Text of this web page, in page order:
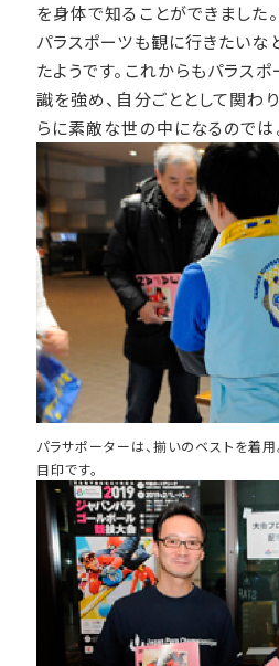
を身体で知ることができました
パラスポーツも観に行きたいな
たようです。これからもパラス
識を強め、自分ごととして関わ
らに素敵な世の中になるのでは
パラサポーターは、揃いのベストを着
目印です。